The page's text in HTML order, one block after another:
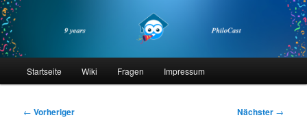
Zum
primären
Inhalt
springenphilocast
Startseite Wiki Fragen Impressum
Beitragsnavigation
← Vorheriger Nächster →